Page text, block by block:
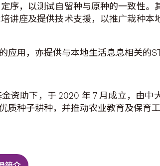
序，以测试自留种与原种的一致性。
讲座及提供技术支援，以推广栽种
用，亦提供与本地生活息息相关的
资助下，于 2020 年 7 月成立，由
种子耕种，并推动农业教育及保育